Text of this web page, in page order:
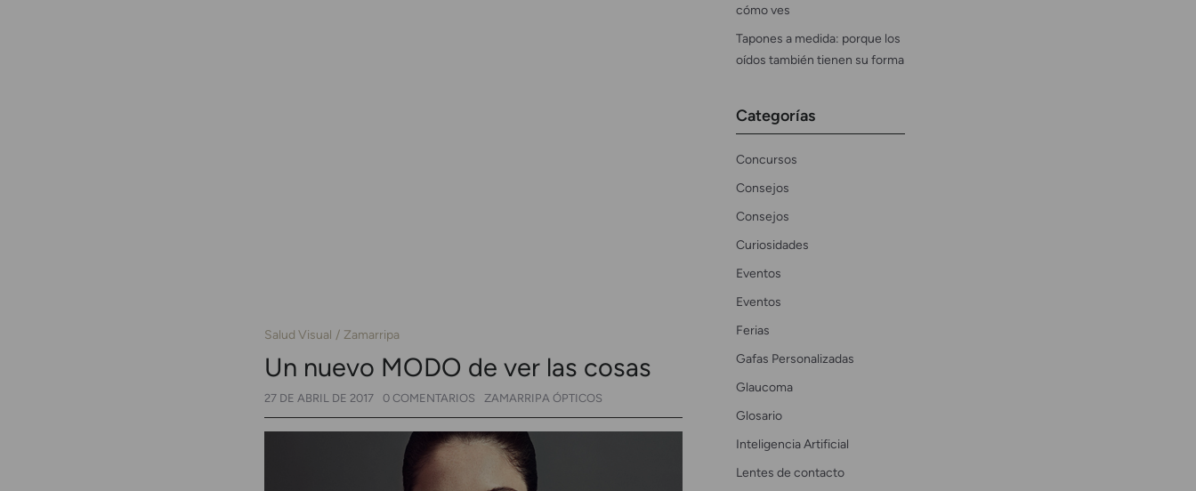
Salud Visual Zamarripa
Un nuevo MODO de ver las cosas
27 DE ABRIL DE 2017 0 COMENTARIOS ZAMARRIPA ÓPTICOS
cómo ves
Tapones a medida: porque los
oídos también tienen su forma
Categorías
Concursos
Consejos
Consejos
Curiosidades
Eventos
Eventos
Ferias
Gafas Personalizadas
Glaucoma
Glosario
Inteligencia Artificial
Lentes de contacto